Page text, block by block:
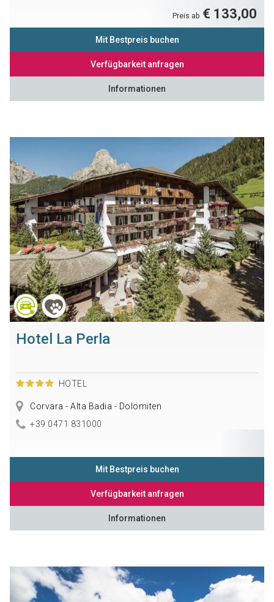
Preis ab € 133,00
Mit Bestpreis buchen
Verfügbarkeit anfragen
Informationen
Hotel La Perla
HOTEL
Corvara - Alta Badia - Dolomiten
+39 0471 831000
Mit Bestpreis buchen
Verfügbarkeit anfragen
Informationen